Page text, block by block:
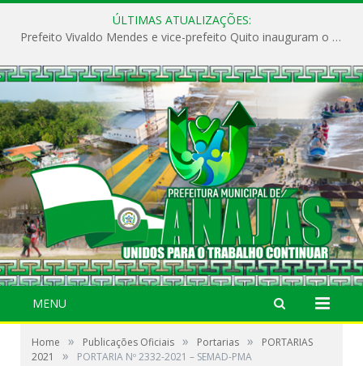
ÚLTIMAS ATUALIZAÇÕES:
Prefeito Vivaldo Mendes e vice-prefeito Quito inauguram o CAPS e fortalecem a saúde pública em Anajás.
MENU
Home » Publicações Oficiais » Portarias »
PORTARIAS
2021
» PORTARIA Nº 2332-2021 – SEMAD-PMA